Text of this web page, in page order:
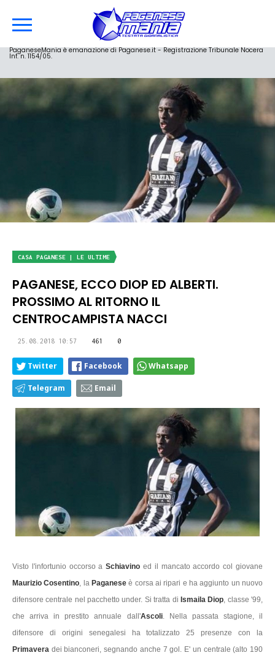
PaganeseMania è emanazione di Paganese.it - Registrazione Tribunale Nocera
Inf. n. 1154/05.
CASA PAGANESE | LE ULTIME
PAGANESE, ECCO DIOP ED ALBERTI.
PROSSIMO AL RITORNO IL
CENTROCAMPISTA NACCI
25.08.2018 10:57 461 0
Twitter Facebook Whatsapp
Telegram Email
Visto l'infortunio occorso aSchiavinoed il mancato accordo col giovane
Maurizio Cosentino , laPaganeseè corsa ai ripari e ha aggiunto un nuovo
difensore centrale nel pacchetto under. Si tratta di Ismaila Diop , classe '99,
che arriva in prestito annuale dall'Ascoli. Nella passata stagione, il
difensore di origini senegalesi ha totalizzato 25 presenze con la
Primavera dei bianconeri, segnando anche 7 gol. E' un centrale (alto 190